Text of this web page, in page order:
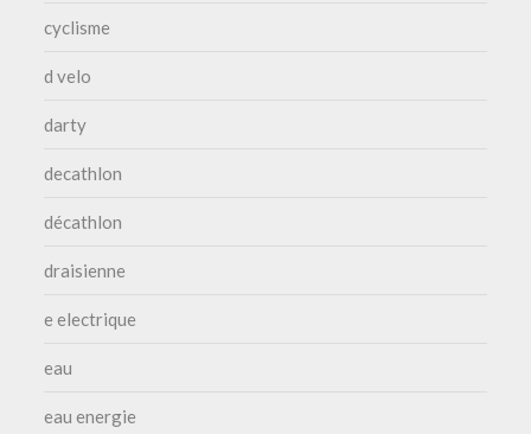
cyclisme
d velo
darty
decathlon
décathlon
draisienne
e electrique
eau
eau energie